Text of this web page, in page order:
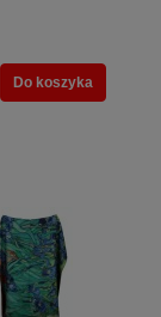
Do koszyka